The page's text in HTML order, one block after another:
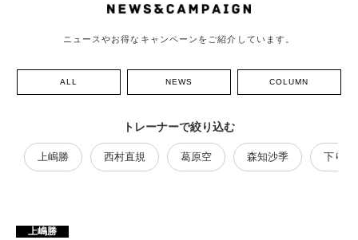
ニュースやお得なキャンペーンをご紹介しています。
ALL NEWS COLUMN
トレーナーで絞り込む
上嶋勝 西村直規 葛原空 森知沙季 下り
上嶋勝